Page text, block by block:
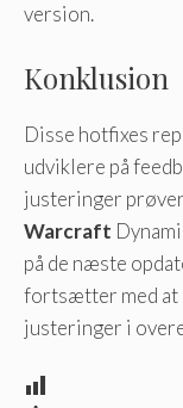
version.
Konklusion
Disse hotfixes
udviklere på
justeringer
Warcraft
på de næste
fortsætter med at
justeringer i